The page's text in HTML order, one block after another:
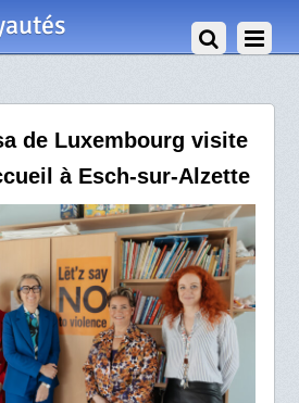
de Luxembourg visite
à Esch-sur-Alzette